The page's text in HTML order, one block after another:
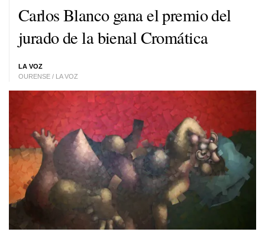
Carlos Blanco gana el premio del
jurado de la bienal Cromática
LA VOZ
OURENSE / LA VOZ